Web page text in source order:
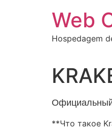
Web
Hospedagem
Официальный
**Что такое